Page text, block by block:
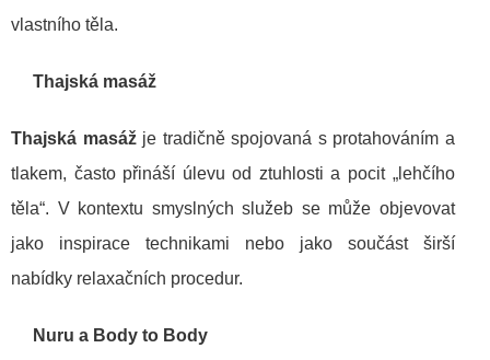
vlastního těla.
Thajská masáž
Thajská masážje tradičně spojovaná s protahováním a
tlakem, často přináší úlevu od ztuhlosti a pocit „lehčího
těla“. V kontextu smyslných služeb se může objevovat
jako inspirace technikami nebo jako součást širší
nabídky relaxačních procedur.
Nuru a Body to Body